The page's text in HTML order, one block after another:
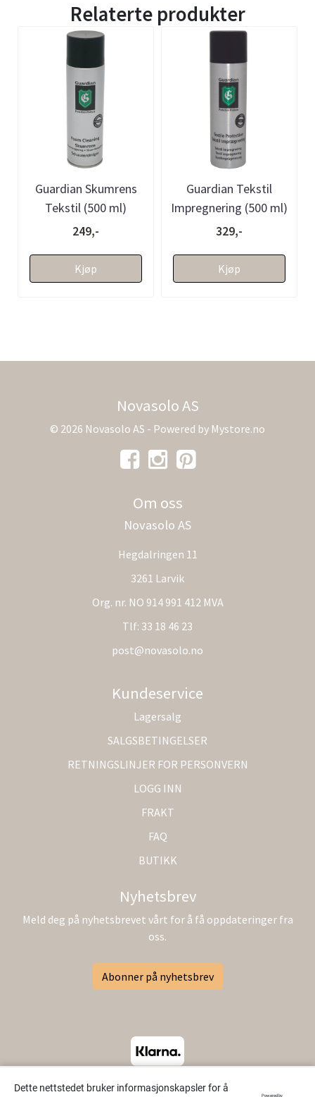
Relaterte produkter
Guardian Skumrens
Tekstil (500 ml)
249,-
Kjøp
Guardian Tekstil
Impregnering (500 ml)
329,-
Kjøp
Dette nettstedet bruker informasjonskapsler for å
Powered by
Novasolo AS
© 2026 Novasolo AS - Powered by Mystore.no
Om oss
Novasolo AS
Hegdalringen 11
3261 Larvik
Org. nr. NO 914 991 412 MVA
Tlf: 33 18 46 23
post@novasolo.no
Kundeservice
Lagersalg
SALGSBETINGELSER
RETNINGSLINJER FOR PERSONVERN
LOGG INN
FRAKT
FAQ
BUTIKK
Nyhetsbrev
Meld deg på nyhetsbrevet vårt for å få oppdateringer fra
oss.
Abonner på nyhetsbrev